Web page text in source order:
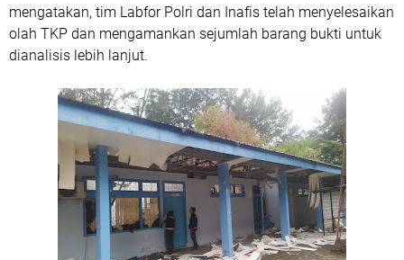
mengatakan, tim Labfor Polri dan Inafis telah menyelesaikan
olah TKP dan mengamankan sejumlah barang bukti untuk
dianalisis lebih lanjut.